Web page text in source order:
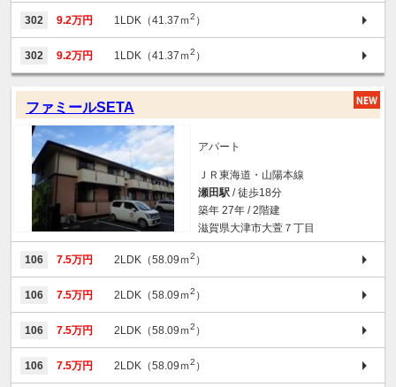
302 9.2万円 1LDK（41.37ｍ2 ）
302 9.2万円 1LDK（41.37ｍ2 ）
ファミールSETA
アパート
ＪＲ東海道・山陽本線
瀬田駅 / 徒歩18分
築年 27年 / 2階建
滋賀県大津市大萱７丁目
106 7.5万円 2LDK（58.09ｍ2 ）
106 7.5万円 2LDK（58.09ｍ2 ）
106 7.5万円 2LDK（58.09ｍ2 ）
106 7.5万円 2LDK（58.09ｍ2 ）